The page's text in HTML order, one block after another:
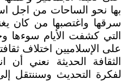
بها نحو الساحات من اجل
سرقها واغتصبها من كان
التي كشفت الأيام سوءها
على الإسلاميين اختلاف
الثقافة الحديثة نعني
لفكرة التحديث وسننتقل